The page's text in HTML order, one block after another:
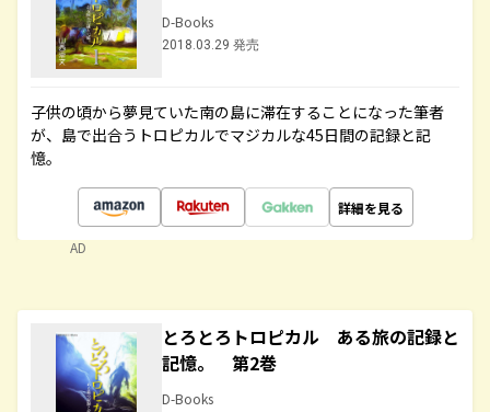
D-Books
2018.03.29 発売
子供の頃から夢見ていた南の島に滞在することになった筆者
が、島で出合うトロピカルでマジカルな45日間の記録と記
憶。
詳細を見る
AD
とろとろトロピカル ある旅の記録と
記憶。 第2巻
D-Books